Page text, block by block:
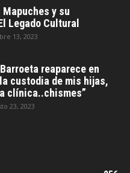
Mapuches y su
Legado Cultural
13, 2023
reaparece en
custodia de mis hijas,
clínica..chismes”
23, 2023